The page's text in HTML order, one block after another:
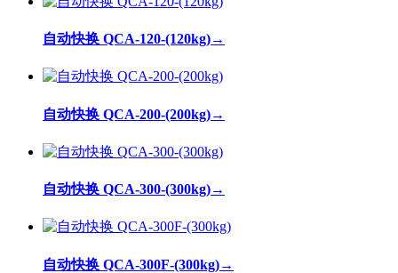
自动快换 QCA-120-(120kg)→
自动快换 QCA-200-(200kg)→
自动快换 QCA-300-(300kg)→
自动快换 QCA-300F-(300kg)→